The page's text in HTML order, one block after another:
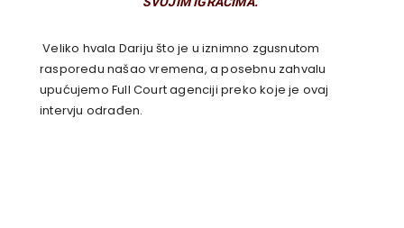
Veliko hvala Dariju što je u iznimno zgusnutom
rasporedu našao vremena, a posebnu zahvalu
upućujemo Full Court agenciji preko koje je ovaj
intervju odrađen.